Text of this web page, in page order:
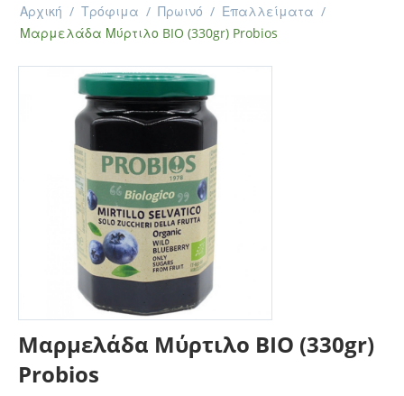
Αρχική / Τρόφιμα / Πρωινό / Επαλλείματα /
Μαρμελάδα Μύρτιλο BIO (330gr) Probios
Μαρμελάδα Μύρτιλο BIO (330gr)
Probios